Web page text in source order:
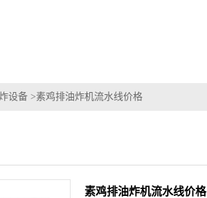
设备 >素鸡排油炸机流水线价格
素鸡排油炸机流水线价格